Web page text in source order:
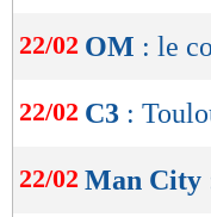
22/02 OM : le
22/02 C3 :
22/02 Man City